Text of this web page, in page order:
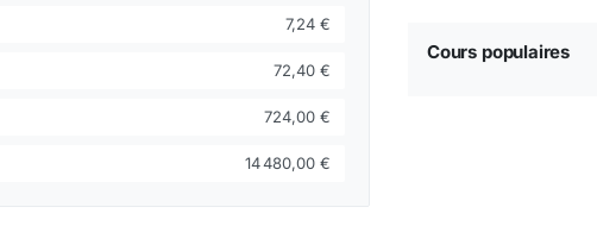
7,24 €
72,40 €
724,00 €
14 480,00 €
Cours populaires